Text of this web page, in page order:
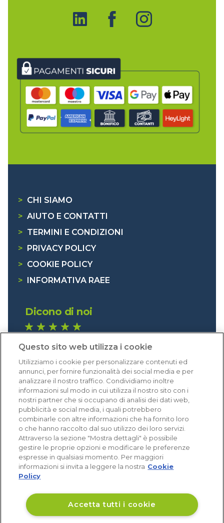
> CHI SIAMO
> AIUTO E CONTATTI
> TERMINI E CONDIZIONI
>
PRIVACY POLICY
> COOKIE POLICY
>
INFORMATIVA RAEE
Dicono di noi
Eccellente (4,8)
Acquisti verificati
Questo sito web utilizza i cookie
Utilizziamo i cookie per personalizzare contenuti ed
annunci, per fornire funzionalità dei social media e per
analizzare il nostro traffico. Condividiamo inoltre
informazioni sul modo in cui utilizza il nostro sito con i
nostri partner che si occupano di analisi dei dati web,
pubblicità e social media, i quali potrebbero
combinarle con altre informazioni che ha fornito loro
o che hanno raccolto dal suo utilizzo dei loro servizi.
Attraverso la sezione "Mostra dettagli" è possibile
gestire le proprie opzioni e modificare le preferenze
espresse in qualsiasi momento. Per maggiori
informazioni si invita a leggere la nostra Cookie
Policy
Accetta tutti i cookie